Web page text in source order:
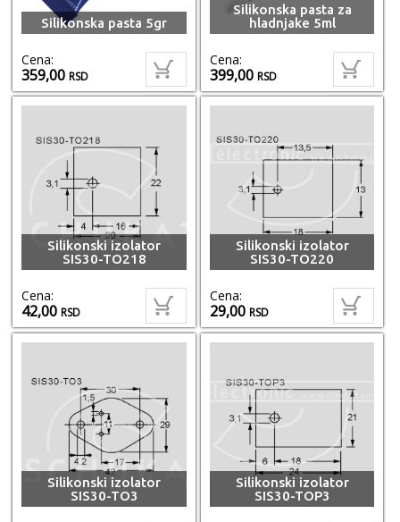
Silikonska pasta 5gr
Cena:
359,00RSD
Silikonska pasta za
hladnjake 5ml
Cena:
399,00RSD
Silikonski izolator
SIS30-TO218
Cena:
42,00RSD
Silikonski izolator
SIS30-TO220
Cena:
29,00RSD
Silikonski izolator
SIS30-TO3
Silikonski izolator
SIS30-TOP3